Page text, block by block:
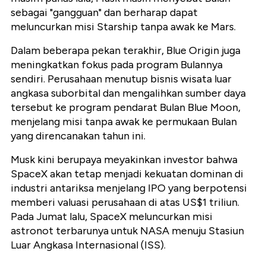
sebagai "gangguan" dan berharap dapat
meluncurkan misi Starship tanpa awak ke Mars.
Dalam beberapa pekan terakhir, Blue Origin juga
meningkatkan fokus pada program Bulannya
sendiri. Perusahaan menutup bisnis wisata luar
angkasa suborbital dan mengalihkan sumber daya
tersebut ke program pendarat Bulan Blue Moon,
menjelang misi tanpa awak ke permukaan Bulan
yang direncanakan tahun ini.
Musk kini berupaya meyakinkan investor bahwa
SpaceX akan tetap menjadi kekuatan dominan di
industri antariksa menjelang IPO yang berpotensi
memberi valuasi perusahaan di atas US$1 triliun.
Pada Jumat lalu, SpaceX meluncurkan misi
astronot terbarunya untuk NASA menuju Stasiun
Luar Angkasa Internasional (ISS).